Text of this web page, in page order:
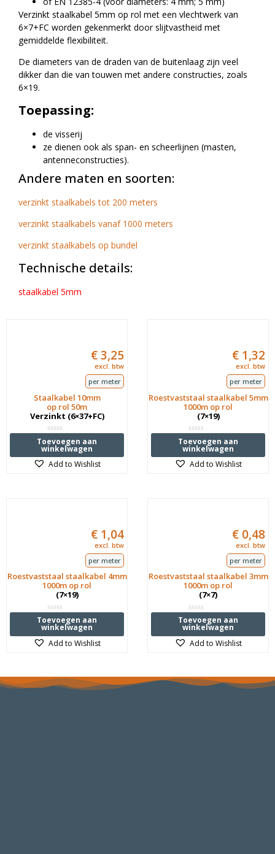
Verzinkt staalkabel 5mm op rol met een vlechtwerk van
6×7+FC worden gekenmerkt door slijtvastheid met
gemiddelde flexibiliteit.
De diameters van de draden van de buitenlaag zijn veel
dikker dan die van touwen met andere constructies, zoals
6×19.
Toepassing:
de visserij
ze dienen ook als span- en scheerlijnen (masten,
antenneconstructies).
Andere maten en soorten:
verzinkt staalkabels tot 200 meters
verzinkt staalkabels vanaf 1000 meters
verzinkt staalkabels op bundel
Technische details:
staalkabel 5mm
Staalkabel 10mm
op rol 50m
Verzinkt (6×37+FC)
Waardering
0
uit
5
€3,25
excl. btw
per meter
Toevoegen aan
winkelwagen
Add to Wishlist
Roestvaststaal staalkabel 5mm
1000m op rol
(7×19)
Waardering
0
uit
5
€ 1,32
excl. btw
per meter
Toevoegen aan
winkelwagen
Add to Wishlist
Roestvaststaal staalkabel 4mm
1000m op rol
(7×19)
Waardering
0
uit
5
€ 1,04
excl. btw
per meter
Toevoegen aan
winkelwagen
Add to Wishlist
Roestvaststaal staalkabel 3mm
1000m op rol
(7×7)
Waardering
0
uit
5
€ 0,48
excl. btw
per meter
Toevoegen aan
winkelwagen
Add to Wishlist